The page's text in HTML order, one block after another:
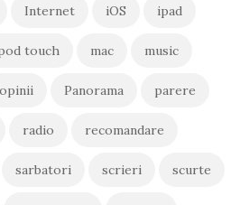
Internet iOS ipad
touch mac music
opinii Panorama parere
radio recomandare
sarbatori scrieri scurte